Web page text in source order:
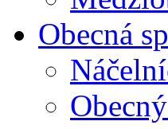
Obecná